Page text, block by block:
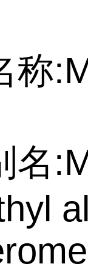
称
名